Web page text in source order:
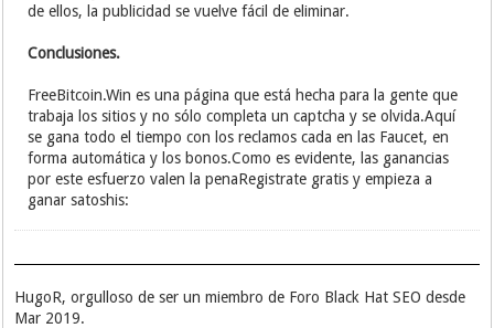
de ellos, la publicidad se vuelve fácil de eliminar.
Conclusiones.
FreeBitcoin.Win es una página que está hecha para la gente que
trabaja los sitios y no sólo completa un captcha y se olvida.Aquí
se gana todo el tiempo con los reclamos cada en las Faucet, en
forma automática y los bonos.Como es evidente, las ganancias
por este esfuerzo valen la penaRegistrate gratis y empieza a
ganar satoshis:
HugoR, orgulloso de ser un miembro de Foro Black Hat SEO desde
Mar 2019.